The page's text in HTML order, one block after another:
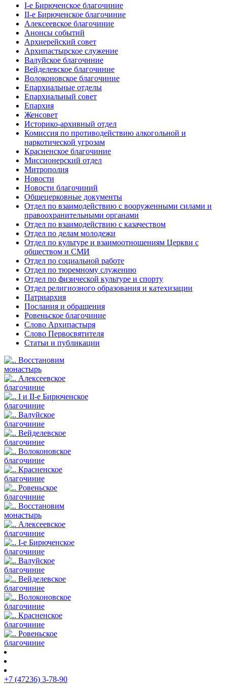
I-е Бирюченское благочиние
II-е Бирюченское благочиние
Алексеевское благочиние
Анонсы событий
Архиерейский совет
Архипастырское служение
Валуйское благочиние
Вейделевское благочиние
Волоконовское благочиние
Епархиальные отделы
Епархиальный совет
Епархия
Женсовет
Историко-архивный отдел
Комиссия по противодействию алкогольной и
наркотической угрозам
Красненское благочиние
Миссионерский отдел
Митрополия
Новости
Новости благочиний
Общецерковные документы
Отдел по взаимодействию с вооруженными силами и
правоохранительными органами
Отдел по взаимодействию с казачеством
Отдел по делам молодежи
Отдел по культуре и взаимоотношениям Церкви с
обществом и СМИ
Отдел по социальной работе
Отдел по тюремному служению
Отдел по физической культуре и спорту
Отдел религиозного образования и катехизации
Патриархия
Послания и обращения
Ровеньское благочиние
Слово Архипастыря
Слово Первосвятителя
Статьи и публикации
Восстановим
монастырь
Алексеевское
благочиние
I и II-е Бирюченское
благочиние
Валуйское
благочиние
Вейделевское
благочиние
Волоконовское
благочиние
Красненское
благочиние
Ровеньское
благочиние
Восстановим
монастырь
Алексеевское
благочиние
I-е Бирюченское
благочиние
Валуйское
благочиние
Вейделевское
благочиние
Волоконовское
благочиние
Красненское
благочиние
Ровеньское
благочиние
+7 (47236) 3-78-90